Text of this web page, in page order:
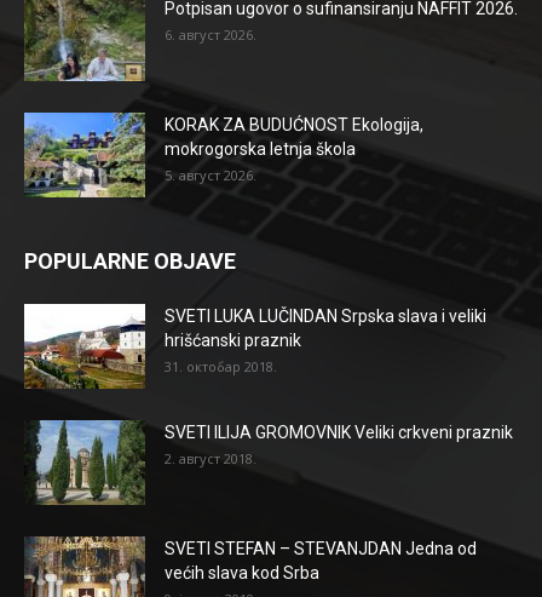
Potpisan ugovor o sufinansiranju NAFFIT 2026.
6. август 2026.
KORAK ZA BUDUĆNOST Ekologija,
mokrogorska letnja škola
5. август 2026.
POPULARNE OBJAVE
SVETI LUKA LUČINDAN Srpska slava i veliki
hrišćanski praznik
31. октобар 2018.
SVETI ILIJA GROMOVNIK Veliki crkveni praznik
2. август 2018.
SVETI STEFAN – STEVANJDAN Jedna od
većih slava kod Srba